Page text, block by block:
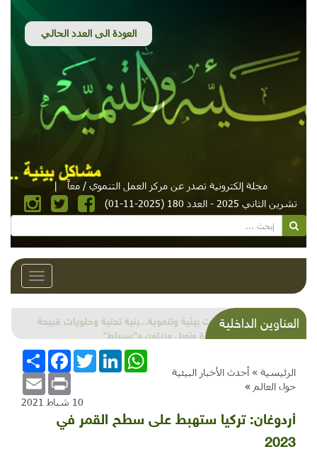
مجلة إلكترونية تصدر عن مركز العمل التنموي / معاً
|
تشرين الثاني 2025 - العدد 180 (2025-11-01)
Toggle
العناوين الداخليةشذرات بيئية وتنموية...بنية تحتية وحلويات قبيحة
وحاكورة ونوبل وزيتون و"سيباط"
الرئيسية » أحدث الأخبار البيئية
حول العالم »
انشر
FacebookTwitterLinkedInWhatsApp
Email Print
10 شباط 2021
أردوغان: تركيا ستهبط على سطح القمر في
2023